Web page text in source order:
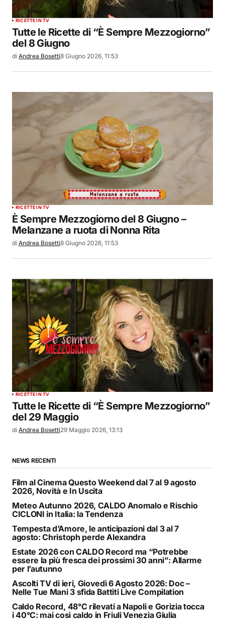
RICETTE IN TV
Tutte le Ricette di “È Sempre Mezzogiorno”
del 8 Giugno
di Andrea Bosetti8 Giugno 2026, 11:53
RICETTE IN TV
È Sempre Mezzogiorno del 8 Giugno –
Melanzane a ruota di Nonna Rita
di Andrea Bosetti8 Giugno 2026, 11:53
RICETTE IN TV
Tutte le Ricette di “È Sempre Mezzogiorno”
del 29 Maggio
di Andrea Bosetti29 Maggio 2026, 13:13
NEWS RECENTI
Film al Cinema Questo Weekend dal 7 al 9 agosto
2026, Novità e In Uscita
Meteo Autunno 2026, CALDO Anomalo e Rischio
CICLONI in Italia: la Tendenza
Tempesta d’Amore, le anticipazioni dal 3 al 7
agosto: Christoph perde Alexandra
Estate 2026 con CALDO Record ma “Potrebbe
essere la più fresca dei prossimi 30 anni”: Allarme
per l’autunno
Ascolti TV di ieri, Giovedì 6 Agosto 2026: Doc –
Nelle Tue Mani 3 sfida Battiti Live Compilation
Caldo Record, 48°C rilevati a Napoli e Gorizia tocca
i 40°C: mai così caldo in Friuli Venezia Giulia